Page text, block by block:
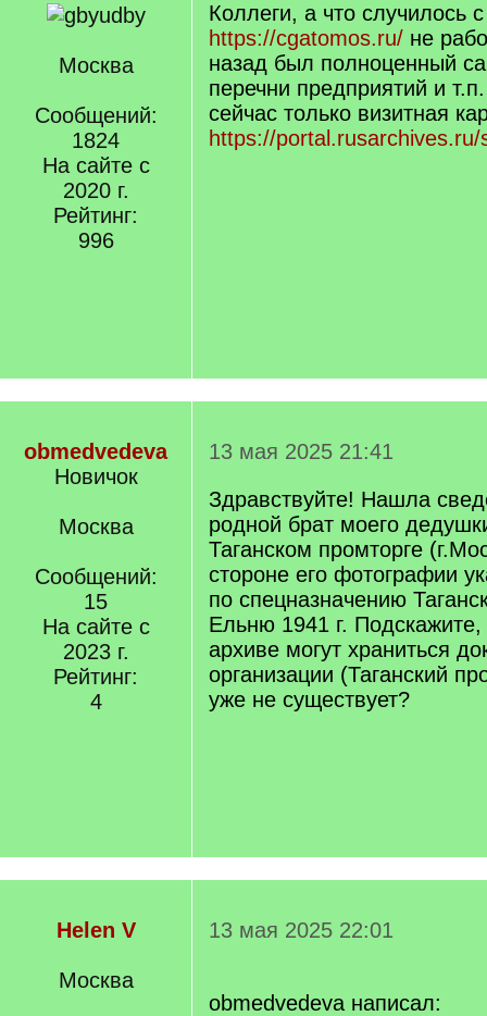
Москва
Сообщений:
1824
На сайте с
2020 г.
Рейтинг:
996
Коллеги, а что случилось
https://cgatomos.ru/ не
назад был полноценный
перечни предприятий и т.п.
сейчас только визитная
https://
obmedvedeva
Новичок
Москва
Сообщений:
15
На сайте с
2023 г.
Рейтинг:
4
13 мая 2025 21:41
Здравствуйте! Нашла
родной брат моего
Таганском промторге
стороне его фотографии
по спецназначению
Ельню 1941 г.
архиве могут храниться
организации (Таганский
уже не существует?
Helen V
Москва
13 мая 2025 22:01
obmedvedeva написал: